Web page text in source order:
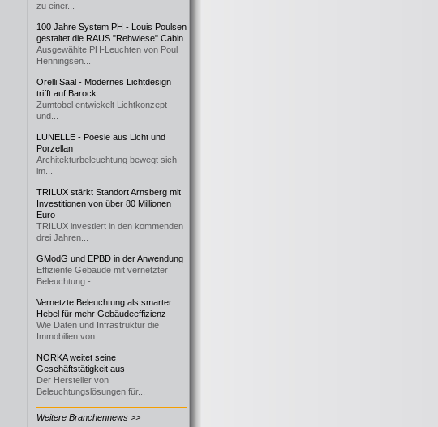
zu einer...
100 Jahre System PH - Louis Poulsen
gestaltet die RAUS "Rehwiese" Cabin
Ausgewählte PH-Leuchten von Poul
Henningsen...
Orelli Saal - Modernes Lichtdesign
trifft auf Barock
Zumtobel entwickelt Lichtkonzept
und...
LUNELLE - Poesie aus Licht und
Porzellan
Architekturbeleuchtung bewegt sich
im...
TRILUX stärkt Standort Arnsberg mit
Investitionen von über 80 Millionen
Euro
TRILUX investiert in den kommenden
drei Jahren...
GModG und EPBD in der Anwendung
Effiziente Gebäude mit vernetzter
Beleuchtung -...
Vernetzte Beleuchtung als smarter
Hebel für mehr Gebäudeeffizienz
Wie Daten und Infrastruktur die
Immobilien von...
NORKA weitet seine
Geschäftstätigkeit aus
Der Hersteller von
Beleuchtungslösungen für...
Weitere Branchennews >>